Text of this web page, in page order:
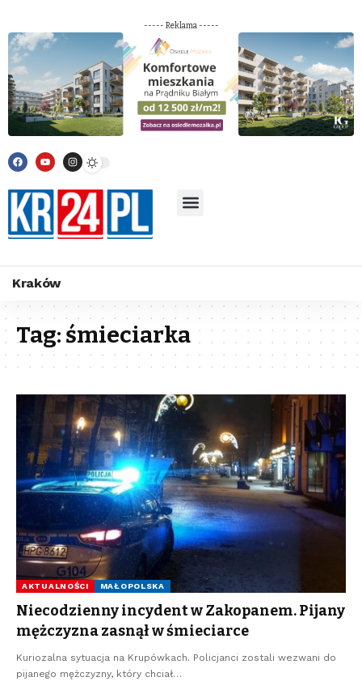
----- Reklama -----
Kraków
Tag:śmieciarka
AKTUALNOŚCI MAŁOPOLSKA
Niecodzienny incydent w Zakopanem. Pijany
mężczyzna zasnął w śmieciarce
Kuriozalna sytuacja na Krupówkach. Policjanci zostali wezwani do
pijanego mężczyzny, który chciał…